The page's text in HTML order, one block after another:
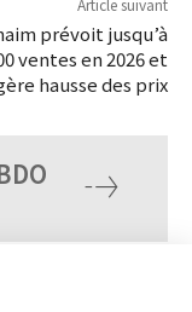
Article suivant
prévoit jusqu’à
ventes en 2026 et
hausse des prix